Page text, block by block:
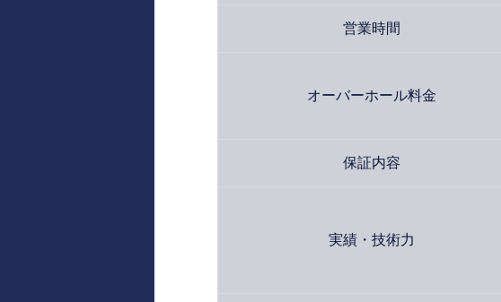
営業時間
オーバーホール料金
保証内容
実績・技術力